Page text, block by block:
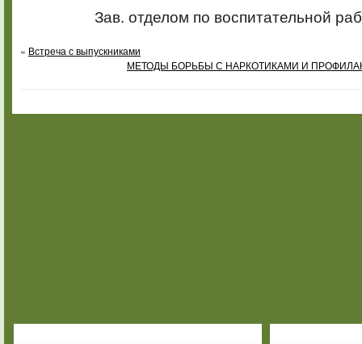
Зав. отделом по воспитательной
« Встреча с выпускниками
МЕТОДЫ БОРЬБЫ С НАРКОТИКАМИ И